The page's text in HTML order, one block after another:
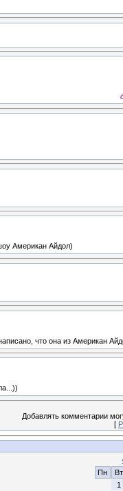
Американ Айдол)
что она из Американ
Добавлять комментарии
[
Пн
Вт
1